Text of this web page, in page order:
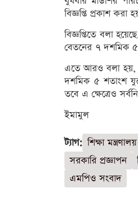
বিজ্ঞপ্তি প্রকাশ করা
বিজ্ঞপ্তিতে বলা
বেতনের ৭ দশমিক ৫
এতে আরও বলা হয়,
দশমিক ৫ শতাংশ
তবে এ ক্ষেত্রেও
ইমামুল
ট্যাগ: শিক্ষা মন্ত্রণালয়
সরকারি প্রজ্ঞাপন
এমপিও সংবাদ